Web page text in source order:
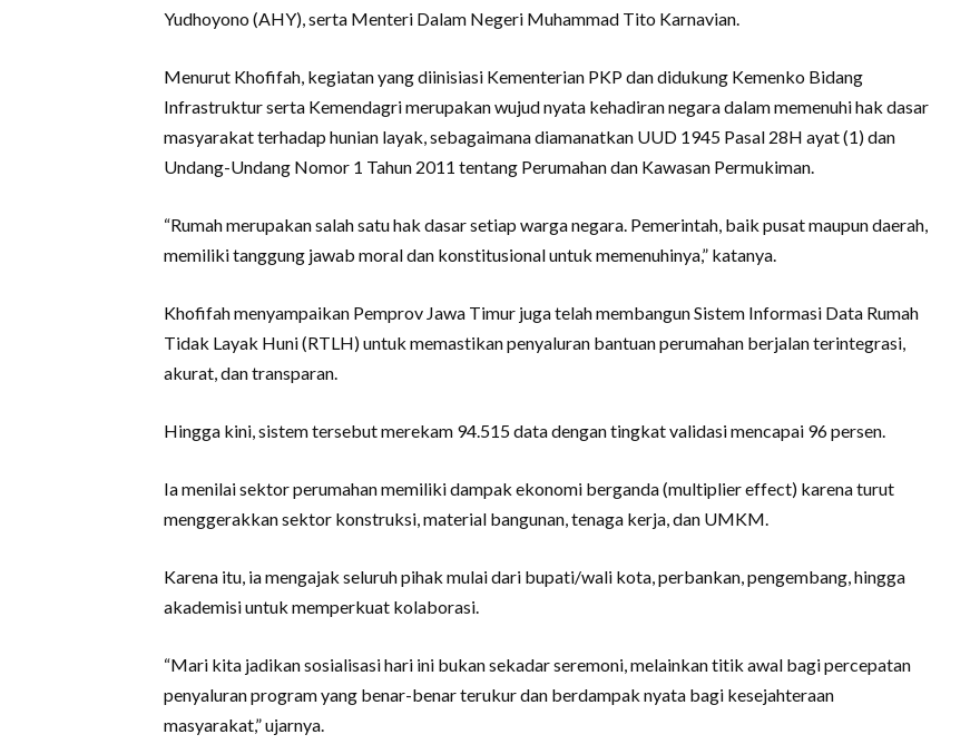
Yudhoyono (AHY), serta Menteri Dalam Negeri Muhammad Tito Karnavian.
Menurut Khofifah, kegiatan yang diinisiasi Kementerian PKP dan didukung Kemenko Bidang
Infrastruktur serta Kemendagri merupakan wujud nyata kehadiran negara dalam memenuhi hak dasar
masyarakat terhadap hunian layak, sebagaimana diamanatkan UUD 1945 Pasal 28H ayat (1) dan
Undang-Undang Nomor 1 Tahun 2011 tentang Perumahan dan Kawasan Permukiman.
“Rumah merupakan salah satu hak dasar setiap warga negara. Pemerintah, baik pusat maupun daerah,
memiliki tanggung jawab moral dan konstitusional untuk memenuhinya,” katanya.
Khofifah menyampaikan Pemprov Jawa Timur juga telah membangun Sistem Informasi Data Rumah
Tidak Layak Huni (RTLH) untuk memastikan penyaluran bantuan perumahan berjalan terintegrasi,
akurat, dan transparan.
Hingga kini, sistem tersebut merekam 94.515 data dengan tingkat validasi mencapai 96 persen.
Ia menilai sektor perumahan memiliki dampak ekonomi berganda (multiplier effect) karena turut
menggerakkan sektor konstruksi, material bangunan, tenaga kerja, dan UMKM.
Karena itu, ia mengajak seluruh pihak mulai dari bupati/wali kota, perbankan, pengembang, hingga
akademisi untuk memperkuat kolaborasi.
“Mari kita jadikan sosialisasi hari ini bukan sekadar seremoni, melainkan titik awal bagi percepatan
penyaluran program yang benar-benar terukur dan berdampak nyata bagi kesejahteraan
masyarakat,” ujarnya.